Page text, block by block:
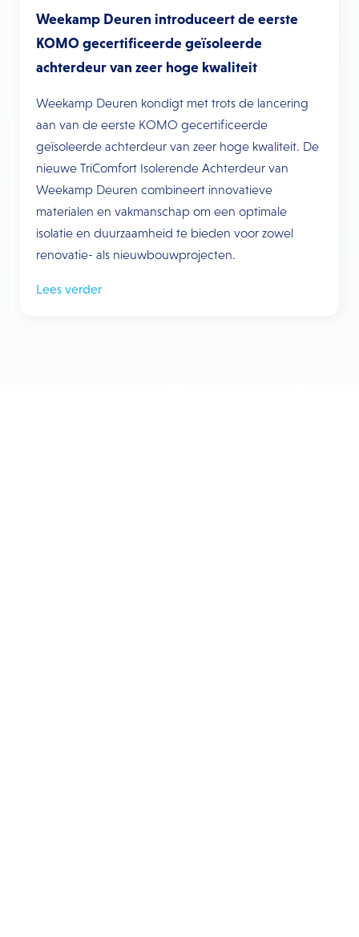
Weekamp Deuren introduceert de eerste
KOMO gecertificeerde geïsoleerde
achterdeur van zeer hoge kwaliteit
Weekamp Deuren kondigt met trots de lancering
aan van de eerste KOMO gecertificeerde
geïsoleerde achterdeur van zeer hoge kwaliteit. De
nieuwe TriComfort Isolerende Achterdeur van
Weekamp Deuren combineert innovatieve
materialen en vakmanschap om een optimale
isolatie en duurzaamheid te bieden voor zowel
renovatie- als nieuwbouwprojecten.
Lees verder